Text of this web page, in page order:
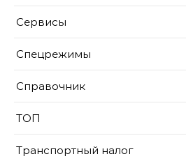
Сервисы
Спецрежимы
Справочник
ТОП
Транспортный налог